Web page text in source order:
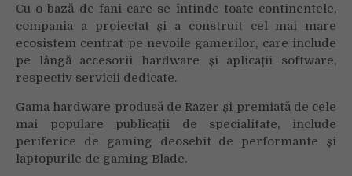
Cu o bază de fani care se întinde toate continentele,
compania a proiectat și a construit cel mai mare
ecosistem centrat pe nevoile gamerilor, care include
pe lângă accesorii hardware și aplicații software,
respectiv servicii dedicate.
Gama hardware produsă de Razer și premiată de cele
mai populare publicații de specialitate, include
periferice de gaming deosebit de performante și
laptopurile de gaming Blade.